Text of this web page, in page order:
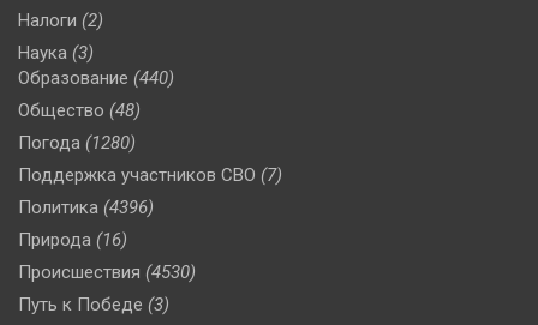
Налоги (2)
Наука (3)
Образование (440)
Общество (48)
Погода (1280)
Поддержка участников СВО (7)
Политика (4396)
Природа (16)
Происшествия (4530)
Путь к Победе (3)